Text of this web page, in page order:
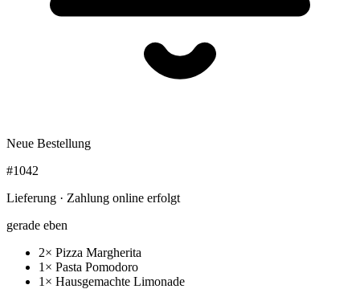
Neue Bestellung
#1042
Lieferung · Zahlung online erfolgt
gerade eben
2× Pizza Margherita
1× Pasta Pomodoro
1× Hausgemachte Limonade